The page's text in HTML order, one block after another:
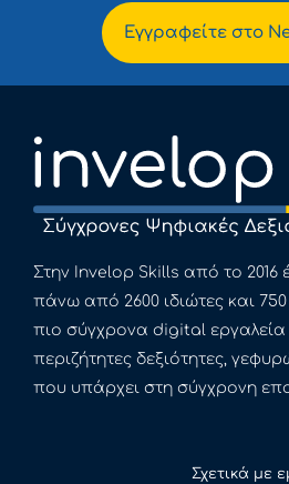
Εγγραφείτε στο
Στην Invelop Skills από το 2016
πάνω από 2600 ιδιώτες και 750
πιο σύγχρονα digital εργαλεία
περιζήτητες δεξιότητες,
που υπάρχει στη σύγχρονη
Σχετικά με